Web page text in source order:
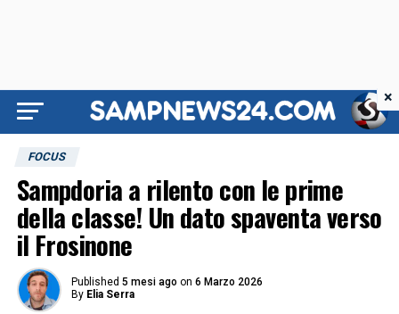
FOCUS
Sampdoria a rilento con le prime
della classe! Un dato spaventa verso
il Frosinone
Published 5 mesi ago on 6 Marzo 2026
By Elia Serra
×